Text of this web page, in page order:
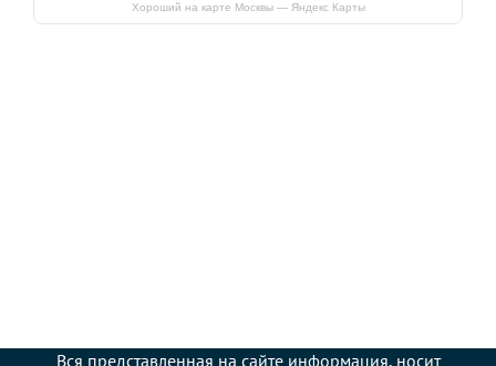
Хороший на карте Москвы — Яндекс Карты
Вся представленная на сайте информация, носит